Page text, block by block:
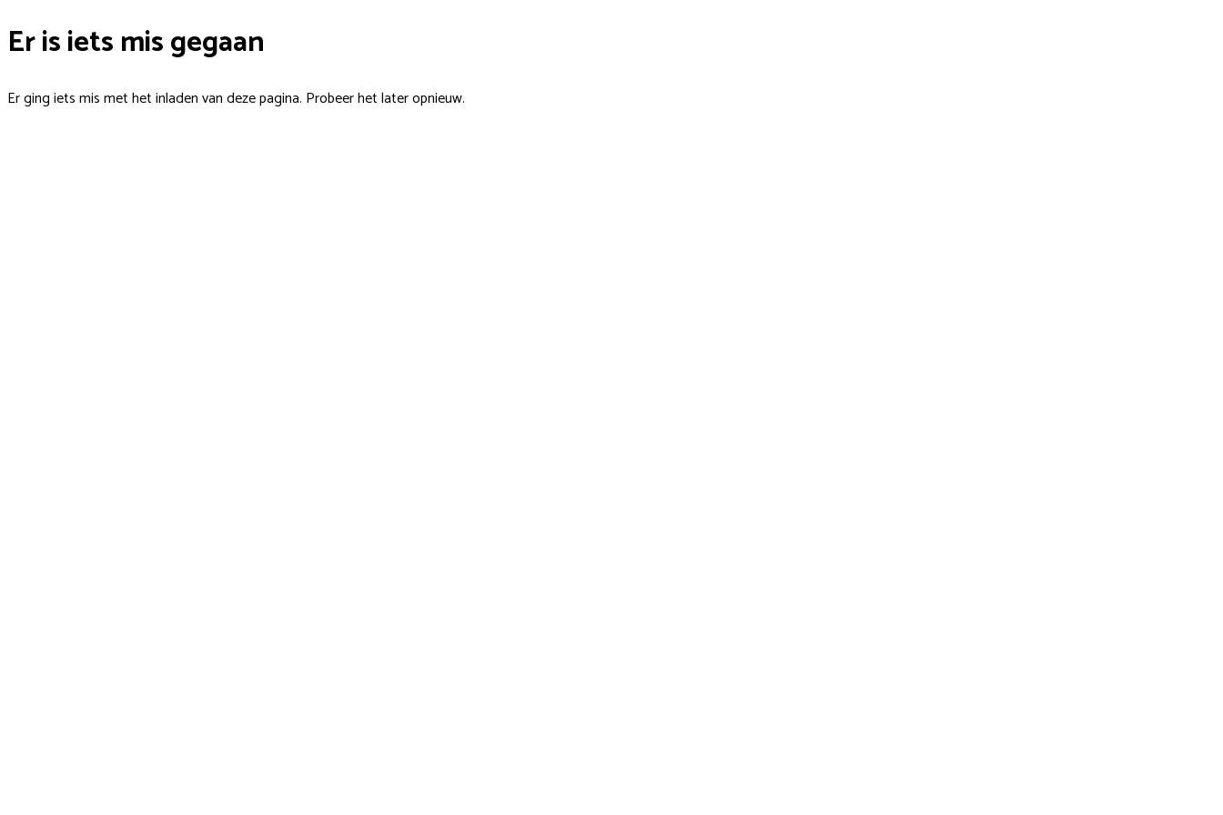
Er is iets mis gegaan
Er ging iets mis met het inladen van deze pagina. Probeer het later opnieuw.